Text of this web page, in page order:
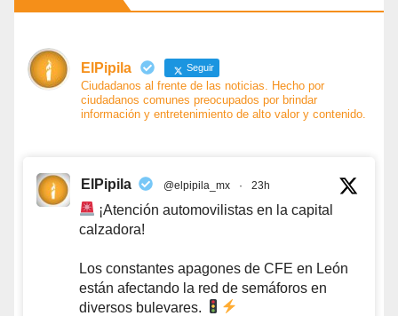
ElPipila Seguir
Ciudadanos al frente de las noticias. Hecho por
ciudadanos comunes preocupados por brindar
información y entretenimiento de alto valor y contenido.
ElPipila @elpipila_mx · 23h
¡Atención automovilistas en la capital
calzadora!
Los constantes apagones de CFE en León
están afectando la red de semáforos en
diversos bulevares.